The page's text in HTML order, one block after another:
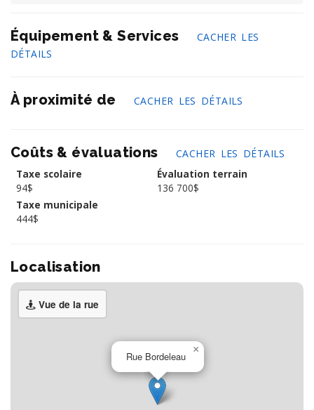
Équipement & Services
CACHER LES
DÉTAILS
À proximité de CACHER LES DÉTAILS
Coûts & évaluations
CACHER LES DÉTAILS
Taxe scolaire
94$
Taxe municipale
444$
Évaluation terrain
136 700$
Localisation
Vue de la rue
Rue Bordeleau
×